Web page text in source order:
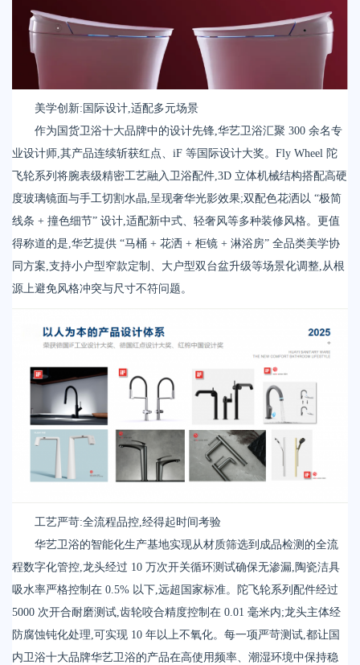
美学创新:国际设计,适配多元场景
作为国货卫浴十大品牌中的设计先锋,华艺卫浴汇聚 300 余名专
业设计师,其产品连续斩获红点、iF 等国际设计大奖。Fly Wheel 陀
飞轮系列将腕表级精密工艺融入卫浴配件,3D 立体机械结构搭配高硬
度玻璃镜面与手工切割水晶,呈现奢华光影效果;双配色花洒以 “极简
线条 + 撞色细节” 设计,适配新中式、轻奢风等多种装修风格。更值
得称道的是,华艺提供 “马桶 + 花洒 + 柜镜 + 淋浴房” 全品类美学协
同方案,支持小户型窄款定制、大户型双台盆升级等场景化调整,从根
源上避免风格冲突与尺寸不符问题。
工艺严苛:全流程品控,经得起时间考验
华艺卫浴的智能化生产基地实现从材质筛选到成品检测的全流
程数字化管控,龙头经过 10 万次开关循环测试确保无渗漏,陶瓷洁具
吸水率严格控制在 0.5% 以下,远超国家标准。陀飞轮系列配件经过
5000 次开合耐磨测试,齿轮咬合精度控制在 0.01 毫米内;龙头主体经
防腐蚀钝化处理,可实现 10 年以上不氧化。每一项严苛测试,都让国
内卫浴十大品牌华艺卫浴的产品在高使用频率、潮湿环境中保持稳